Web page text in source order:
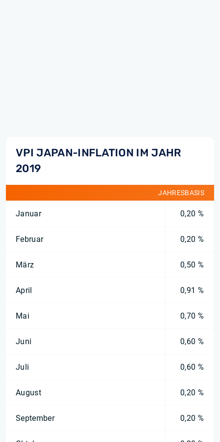
VPI JAPAN-INFLATION IM JAHR
2019
JAHRESBASIS
Januar 0,20 %
Februar 0,20 %
März 0,50 %
April 0,91 %
Mai 0,70 %
Juni 0,60 %
Juli 0,60 %
August 0,20 %
September 0,20 %